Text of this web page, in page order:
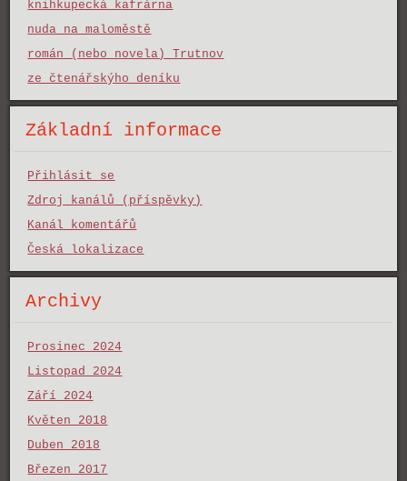
knihkupecká kafrárna
nuda na maloměstě
román (nebo novela) Trutnov
ze čtenářskýho deníku
Základní informace
Přihlásit se
Zdroj kanálů (příspěvky)
Kanál komentářů
Česká lokalizace
Archivy
Prosinec 2024
Listopad 2024
Září 2024
Květen 2018
Duben 2018
Březen 2017